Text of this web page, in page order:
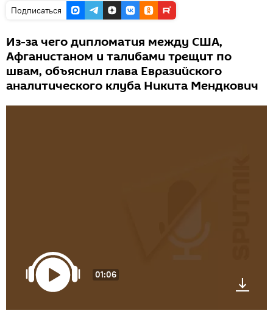
Подписаться
Из-за чего дипломатия между США,
Афганистаном и талибами трещит по
швам, объяснил глава Евразийского
аналитического клуба Никита Мендкович
01:06